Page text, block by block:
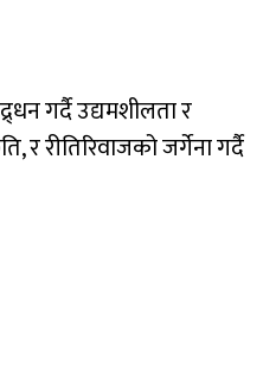
गर्दै उद्यमशीलता र
रीतिरिवाजको जर्गेना गर्दै